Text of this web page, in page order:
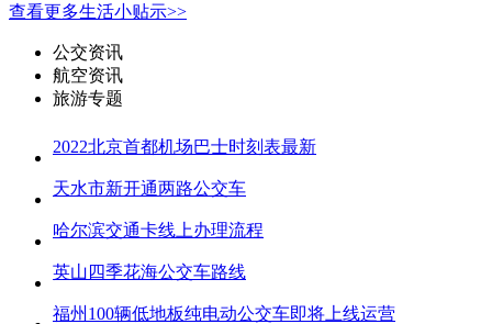
查看更多生活小贴示>>
公交资讯
航空资讯
旅游专题
2022北京首都机场巴士时刻表最新
天水市新开通两路公交车
哈尔滨交通卡线上办理流程
英山四季花海公交车路线
福州100辆低地板纯电动公交车即将上线运营